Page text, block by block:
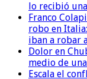
lo recibió
Franco
robo en
iban a robar
Dolor en
medio de
Escala el